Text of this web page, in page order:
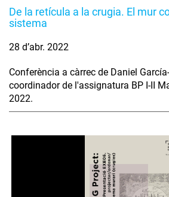
De la retícula a la crugia. El mur
sistema
28 d’abr. 2022
Conferència a càrrec de Daniel
coordinador de l'assignatura BP I-II
2022.